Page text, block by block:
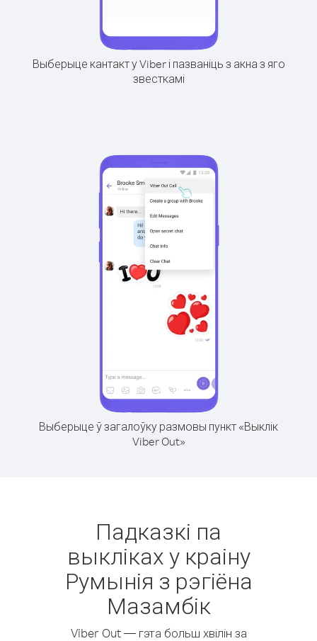
Выберыце кантакт у Viber і пазваніць з акна з яго
звесткамі
Выберыце ў загалоўку размовы пункт «Выклік
Viber Out»
Падказкі па
выкліках у краіну
Румынія з рэгіёна
Мазамбік
Viber Out — гэта больш хвілін за